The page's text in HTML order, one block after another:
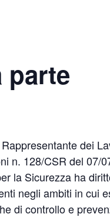
parte
dei
n. 128/CSR del 07/
la Sicurezza ha
negli ambiti in cui
di controllo e